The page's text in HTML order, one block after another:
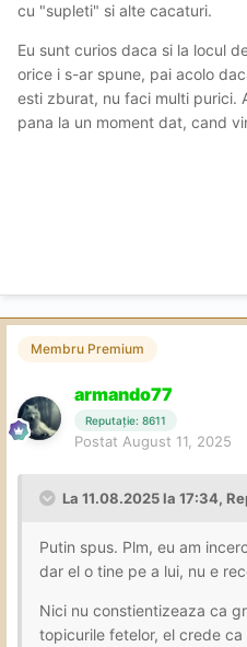
cu "supleti" si alte cacaturi.
Eu sunt curios daca si la locul
orice i s-ar spune, pai acolo
esti zburat, nu faci multi purici.
pana la un moment dat, cand
Membru Premium
armando77
Reputație: 8611
Postat August 11, 2025
La 11.08.2025 la 17:34,
Putin spus. Plm, eu am
dar el o tine pe a lui, nu e
Nici nu constientizeaza ca
topicurile fetelor, el crede